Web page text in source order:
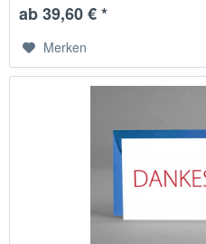
ab 39,60 € *
Merken